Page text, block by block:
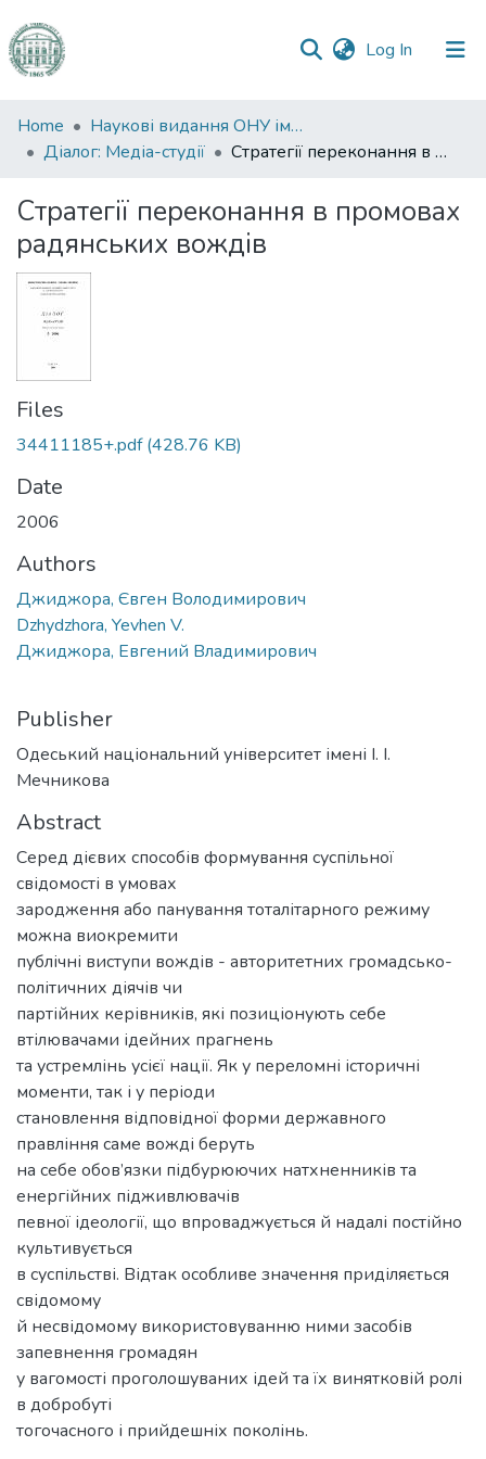
Log In (current)
Communities
&
All of DSpace
Statistics
Home
Наукові видання ОНУ імені І. І. Мечникова
Діалог: Медіа-студії
Стратегії переконання в промовах радянських вождів
Стратегії переконання в промовах
радянських вождів
Files
34411185+.pdf(428.76 KB)
Date
2006
Authors
Джиджора, Євген Володимирович
Dzhydzhora, Yevhen V.
Джиджора, Евгений Владимирович
Publisher
Одеський національний університет імені І. І.
Мечникова
Abstract
Серед дієвих способів формування суспільної
свідомості в умовах
зародження або панування тоталітарного режиму
можна виокремити
публічні виступи вождів - авторитетних громадсько-
політичних діячів чи
партійних керівників, які позиціонують себе
втілювачами ідейних прагнень
та устремлінь усієї нації. Як у переломні історичні
моменти, так і у періоди
становлення відповідної форми державного
правління саме вожді беруть
на себе обов’язки підбурюючих натхненників та
енергійних підживлювачів
певної ідеології, що впроваджується й надалі постійно
культивується
в суспільстві. Відтак особливе значення приділяється
свідомому
й несвідомому використовуванню ними засобів
запевнення громадян
у вагомості проголошуваних ідей та їх винятковій ролі
в добробуті
тогочасного і прийдешніх поколінь.